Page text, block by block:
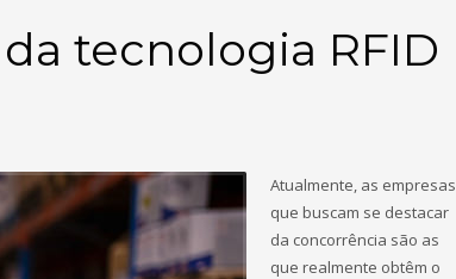
tecnologia RFID
Atualmente, as empresas
que buscam se destacar
da concorrência são as
que realmente obtêm o